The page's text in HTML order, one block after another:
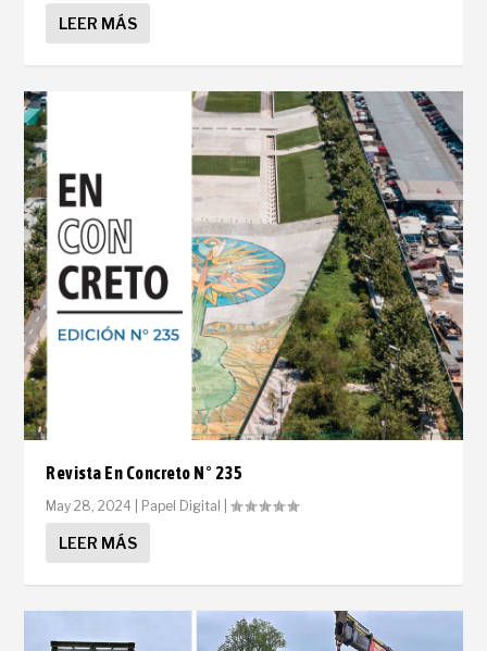
LEER MÁS
Revista En Concreto N° 235
May 28, 2024 Papel Digital |
LEER MÁS